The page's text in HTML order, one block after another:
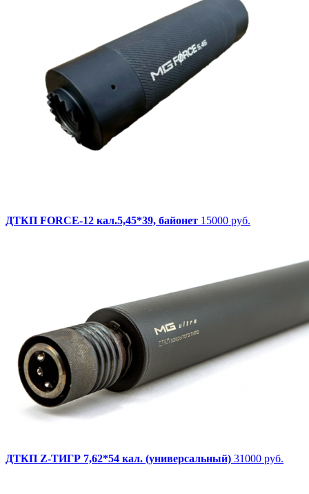
ДТКП FORCE-12 кал.5,45*39, байонет 15000 руб.
ДТКП Z-ТИГР 7,62*54 кал. (универсальный) 31000 руб.